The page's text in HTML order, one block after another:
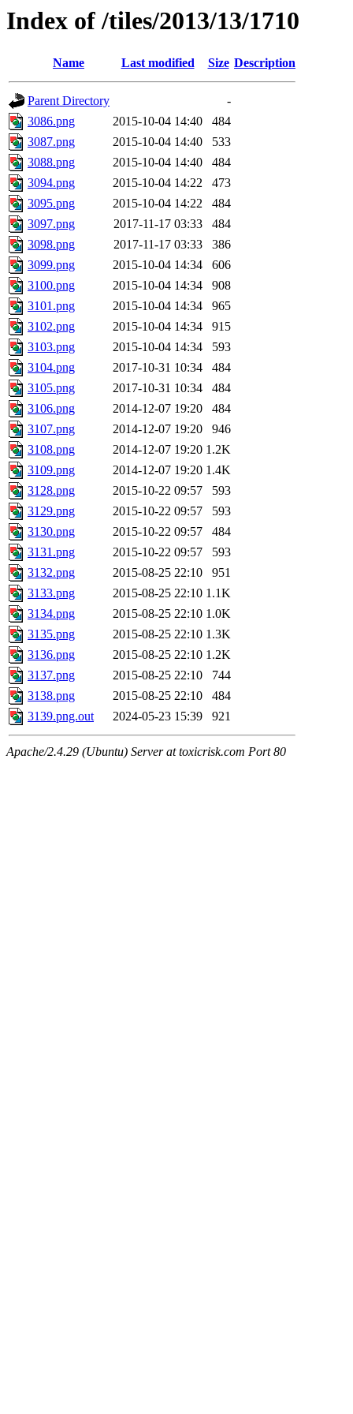
Index of /tiles/2013/13/1710
Name Last modified Size Description
Parent Directory
-
3086.png
2015-10-04 14:40
484
3087.png
2015-10-04 14:40
533
3088.png
2015-10-04 14:40
484
3094.png
2015-10-04 14:22
473
3095.png
2015-10-04 14:22
484
3097.png
2017-11-17 03:33
484
3098.png
2017-11-17 03:33
386
3099.png
2015-10-04 14:34
606
3100.png
2015-10-04 14:34
908
3101.png
2015-10-04 14:34
965
3102.png
2015-10-04 14:34
915
3103.png
2015-10-04 14:34
593
3104.png
2017-10-31 10:34
484
3105.png
2017-10-31 10:34
484
3106.png
2014-12-07 19:20
484
3107.png
2014-12-07 19:20
946
3108.png
2014-12-07 19:20 1.2K
3109.png
2014-12-07 19:20 1.4K
3128.png
2015-10-22 09:57
593
3129.png
2015-10-22 09:57
593
3130.png
2015-10-22 09:57
484
3131.png
2015-10-22 09:57
593
3132.png
2015-08-25 22:10
951
3133.png
2015-08-25 22:10 1.1K
3134.png
2015-08-25 22:10 1.0K
3135.png
2015-08-25 22:10 1.3K
3136.png
2015-08-25 22:10 1.2K
3137.png
2015-08-25 22:10
744
3138.png
2015-08-25 22:10
484
3139.png.out
2024-05-23 15:39 921
Apache/2.4.29 (Ubuntu) Server at toxicrisk.com Port 80